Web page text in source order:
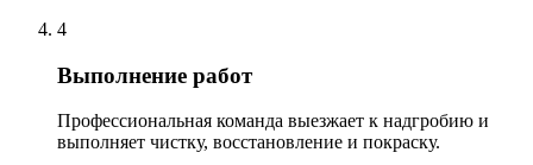
4
Выполнение работ
Профессиональная команда выезжает к надгробию и
выполняет чистку, восстановление и покраску.